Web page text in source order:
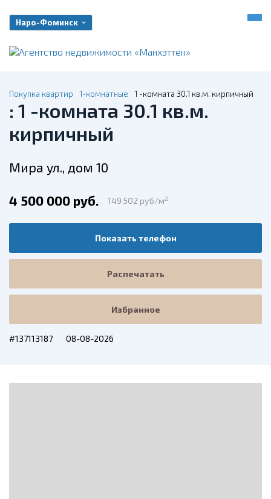
Наро-Фоминск
Покупка квартир 1-комнатные 1 -комната 30.1 кв.м. кирпичный
: 1 -комната 30.1 кв.м.
кирпичный
Мира ул., дом 10
4 500 000 руб. 149 502 руб/м2
Показать телефон
Распечатать
Избранное
#137113187 08-08-2026